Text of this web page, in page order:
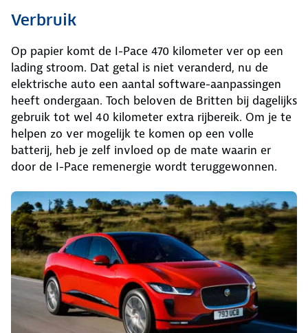
Verbruik
Op papier komt de I-Pace 470 kilometer ver op een
lading stroom. Dat getal is niet veranderd, nu de
elektrische auto een aantal software-aanpassingen
heeft ondergaan. Toch beloven de Britten bij dagelijks
gebruik tot wel 40 kilometer extra rijbereik. Om je te
helpen zo ver mogelijk te komen op een volle
batterij, heb je zelf invloed op de mate waarin er
door de I-Pace remenergie wordt teruggewonnen.